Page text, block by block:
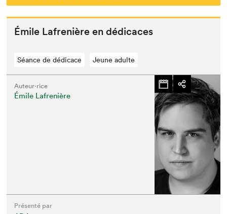
Émile Lafrenière en dédicaces
Séance de dédicace Jeune adulte
Auteur·rice
Émile Lafrenière
Présenté par